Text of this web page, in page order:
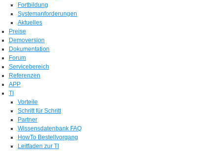
Fortbildung
Systemanforderungen
Aktuelles
Preise
Demoversion
Dokumentation
Forum
Servicebereich
Referenzen
APP
TI
Vorteile
Schritt für Schritt
Partner
Wissensdatenbank FAQ
HowTo Bestellvorgang
Leitfaden zur TI